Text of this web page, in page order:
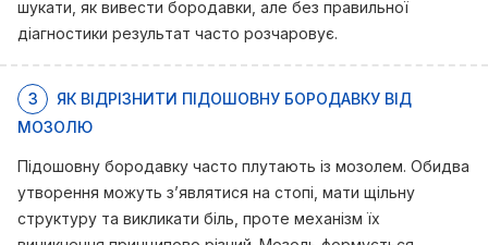
шукати, як вивести бородавки, але без правильної
діагностики результат часто розчаровує.
3
ЯК ВІДРІЗНИТИ ПІДОШОВНУ БОРОДАВКУ ВІД
МОЗОЛЮ
Підошовну бородавку часто плутають із мозолем. Обидва
утворення можуть з’являтися на стопі, мати щільну
структуру та викликати біль, проте механізм їх